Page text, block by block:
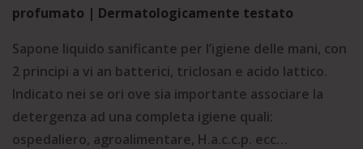
profumato | Dermatologicamente testato
Sapone liquido sanificante per l’igiene delle mani, con
2 principi a vi an batterici, triclosan e acido lattico.
Indicato nei se ori ove sia importante associare la
detergenza ad una completa igiene quali:
ospedaliero, agroalimentare, H.a.c.c.p. ecc…